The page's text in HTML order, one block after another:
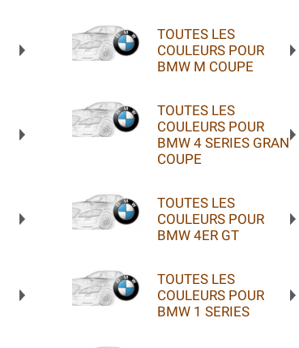
TOUTES LES
COULEURS POUR
BMW M COUPE
TOUTES LES
COULEURS POUR
BMW 4 SERIES GRAN
COUPE
TOUTES LES
COULEURS POUR
BMW 4ER GT
TOUTES LES
COULEURS POUR
BMW 1 SERIES